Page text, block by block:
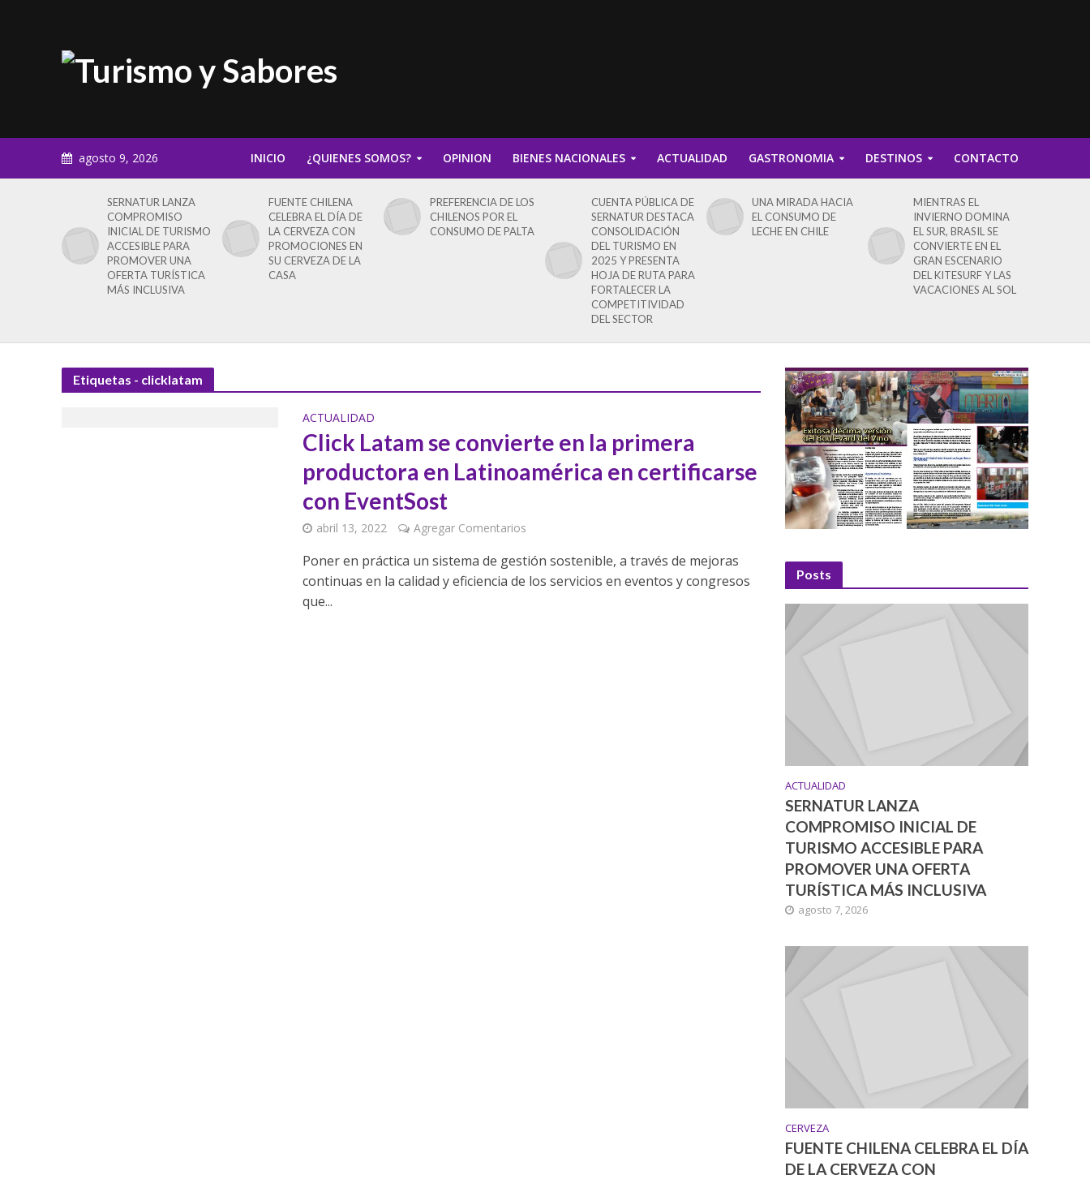
agosto 9, 2026 INICIO ¿QUIENES SOMOS? OPINION BIENES NACIONALES ACTUALIDAD GASTRONOMIA DESTINOS CONTACTO
SERNATUR LANZA
COMPROMISO
INICIAL DE TURISMO
ACCESIBLE PARA
PROMOVER UNA
OFERTA TURÍSTICA
MÁS INCLUSIVA
FUENTE CHILENA
CELEBRA EL DÍA DE
LA CERVEZA CON
PROMOCIONES EN
SU CERVEZA DE LA
CASA
PREFERENCIA DE LOS
CHILENOS POR EL
CONSUMO DE PALTA
CUENTA PÚBLICA DE
SERNATUR DESTACA
CONSOLIDACIÓN
DEL TURISMO EN
2025 Y PRESENTA
HOJA DE RUTA PARA
FORTALECER LA
COMPETITIVIDAD
DEL SECTOR
UNA MIRADA HACIA
EL CONSUMO DE
LECHE EN CHILE
MIENTRAS EL
INVIERNO DOMINA
EL SUR, BRASIL SE
CONVIERTE EN EL
GRAN ESCENARIO
DEL KITESURF Y LAS
VACACIONES AL SOL
Etiquetas - clicklatam
ACTUALIDAD
Click Latam se convierte en la primera
productora en Latinoamérica en certificarse
con EventSost
abril 13, 2022 Agregar Comentarios
Poner en práctica un sistema de gestión sostenible, a través de mejoras
continuas en la calidad y eficiencia de los servicios en eventos y congresos
que...
Posts
ACTUALIDAD
SERNATUR LANZA
COMPROMISO INICIAL DE
TURISMO ACCESIBLE PARA
PROMOVER UNA OFERTA
TURÍSTICA MÁS INCLUSIVA
agosto 7, 2026
CERVEZA
FUENTE CHILENA CELEBRA EL DÍA
DE LA CERVEZA CON